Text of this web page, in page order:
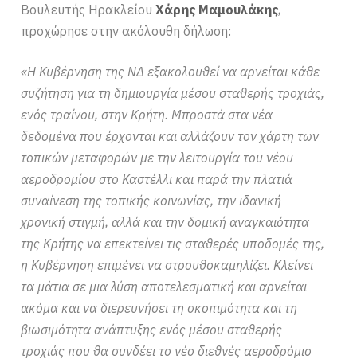
Βουλευτής ΗρακλείουΧάρης Μαμουλάκης,
προχώρησε στην ακόλουθη δήλωση:
«Η Κυβέρνηση της ΝΔ εξακολουθεί να αρνείται κάθε
συζήτηση για τη δημιουργία μέσου σταθερής τροχιάς,
ενός τραίνου, στην Κρήτη. Μπροστά στα νέα
δεδομένα που έρχονται και αλλάζουν τον χάρτη των
τοπικών μεταφορών με την λειτουργία του νέου
αεροδρομίου στο Καστέλλι και παρά την πλατιά
συναίνεση της τοπικής κοινωνίας, την ιδανική
χρονική στιγμή, αλλά και την δομική αναγκαιότητα
της Κρήτης να επεκτείνει τις σταθερές υποδομές της,
η Κυβέρνηση επιμένει να στρουθοκαμηλίζει. Κλείνει
τα μάτια σε μια λύση αποτελεσματική και αρνείται
ακόμα και να διερευνήσει τη σκοπιμότητα και τη
βιωσιμότητα ανάπτυξης ενός μέσου σταθερής
τροχιάς που θα συνδέει το νέο διεθνές αεροδρόμιο